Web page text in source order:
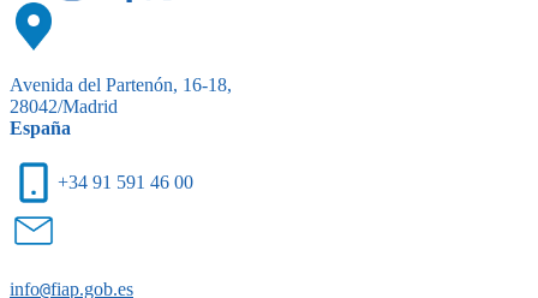
Avenida del Partenón, 16-18,
28042/Madrid
España
+34 91 591 46 00
info@fiap.gob.es